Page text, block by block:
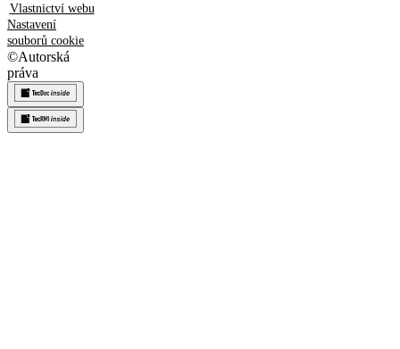
Vlastnictví webu
Nastavení
souborů cookie
©Autorská
práva